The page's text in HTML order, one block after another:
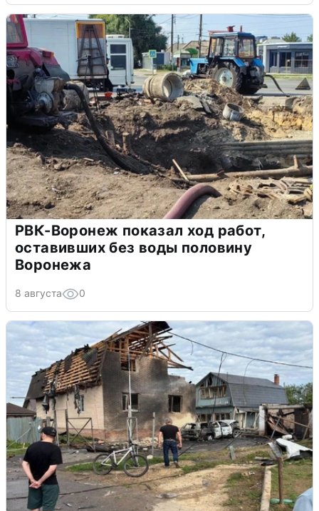
РВК-Воронеж показал ход работ,
оставивших без воды половину
Воронежа
8 августа 0